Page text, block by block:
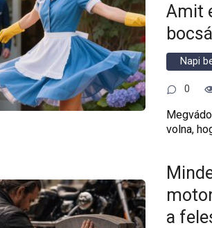
Amit
Napi
0
volna,
a